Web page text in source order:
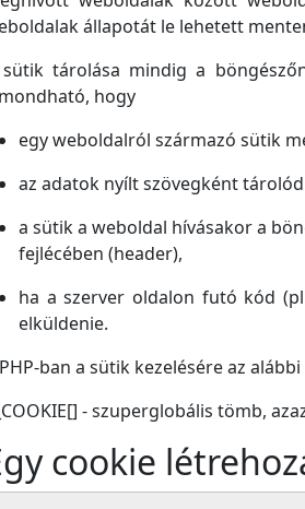
állapotát le lehetett
tárolása mindig a
hogy
egy weboldalról származó sütik
az adatok nyílt szövegként
a sütik a weboldal hívásakor a
fejlécében (header),
ha a szerver oldalon futó kód
elküldenie.
ban a sütik kezelésére az
- szuperglobális tömb,
cookie